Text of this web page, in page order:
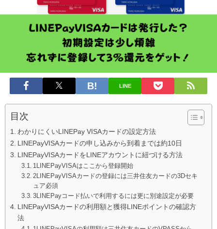
LINE
目次
わかりにくいLINEPay VISAカードの設定方法
LINEPayVISAカードの申し込みから到着までは約10日
LINEPayVISAカードをLINEアカウントに紐づける方法
1LINEPayVISAはここから登録開始
2LINEPayVISAカードの登録には三井住友カードの3Dセキ
ュア必須
3LINEPayコード払いで利用するには更に別途設定が必要
LINEPayVISAカードの利用額と獲得LINEポイントの確認方
法